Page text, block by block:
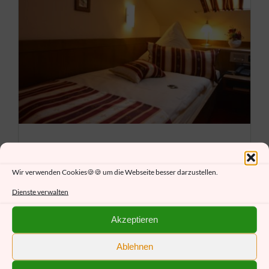
Wir verwenden Cookies🍪🍪 um die Webseite besser darzustellen.
Dienste verwalten
Akzeptieren
Ablehnen